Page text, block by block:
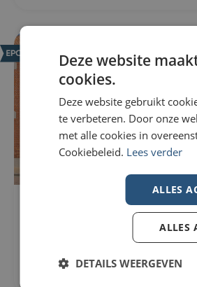
Woning Te koop in Wevelgem
Deze website
cookies.
Deze website gebruikt
te verbeteren. Door onze
met alle cookies in
Cookiebeleid. Lees verder
ALLES
ALLES
DETAILS WEERGEVEN